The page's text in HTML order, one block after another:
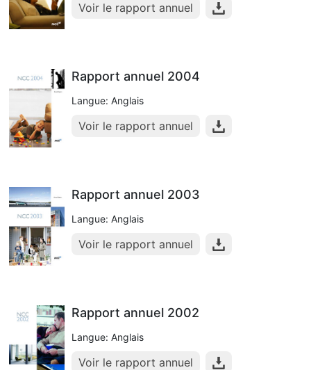
Voir le rapport annuel
Rapport annuel 2004
Langue: Anglais
Voir le rapport annuel
Rapport annuel 2003
Langue: Anglais
Voir le rapport annuel
Rapport annuel 2002
Langue: Anglais
Voir le rapport annuel